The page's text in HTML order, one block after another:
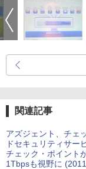
関連記事
アズジェント、チェ
ドセキュリティサー
チェック・ポイント
1Tbpsも視野に